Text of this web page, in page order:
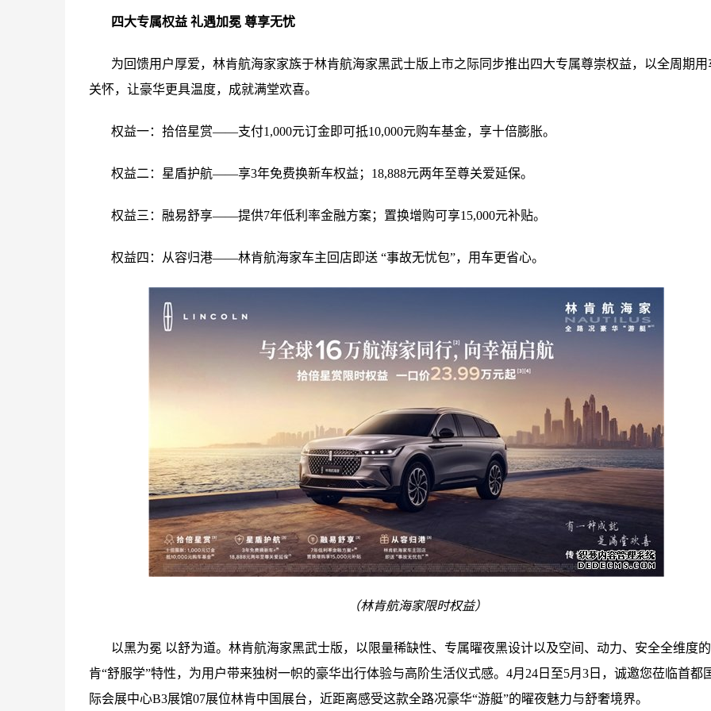
四大专属权益 礼遇加冕 尊享无忧
为回馈用户厚爱，林肯航海家家族于林肯航海家黑武士版上市之际同步推出四大专属尊崇权益，以全周期用
关怀，让豪华更具温度，成就满堂欢喜。
权益一：拾倍星赏——支付1,000元订金即可抵10,000元购车基金，享十倍膨胀。
权益二：星盾护航——享3年免费换新车权益；18,888元两年至尊关爱延保。
权益三：融易舒享——提供7年低利率金融方案；置换增购可享15,000元补贴。
权益四：从容归港——林肯航海家车主回店即送 “事故无忧包”，用车更省心。
（林肯航海家限时权益）
以黑为冕 以舒为道。林肯航海家黑武士版，以限量稀缺性、专属曜夜黑设计以及空间、动力、安全全维度
肯“舒服学”特性，为用户带来独树一帜的豪华出行体验与高阶生活仪式感。4月24日至5月3日，诚邀您莅临首都
际会展中心B3展馆07展位林肯中国展台，近距离感受这款全路况豪华“游艇”的曜夜魅力与舒奢境界。